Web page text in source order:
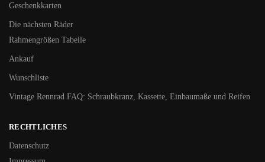
Geschenkkarten
Die nächsten Räder
Rahmengrößen Tabelle
Ankauf
Wunschliste
Vintage Rennrad FAQ: Schraubkranz, Kassette, Einbaumaße und Reifen
RECHTLICHES
Datenschutz